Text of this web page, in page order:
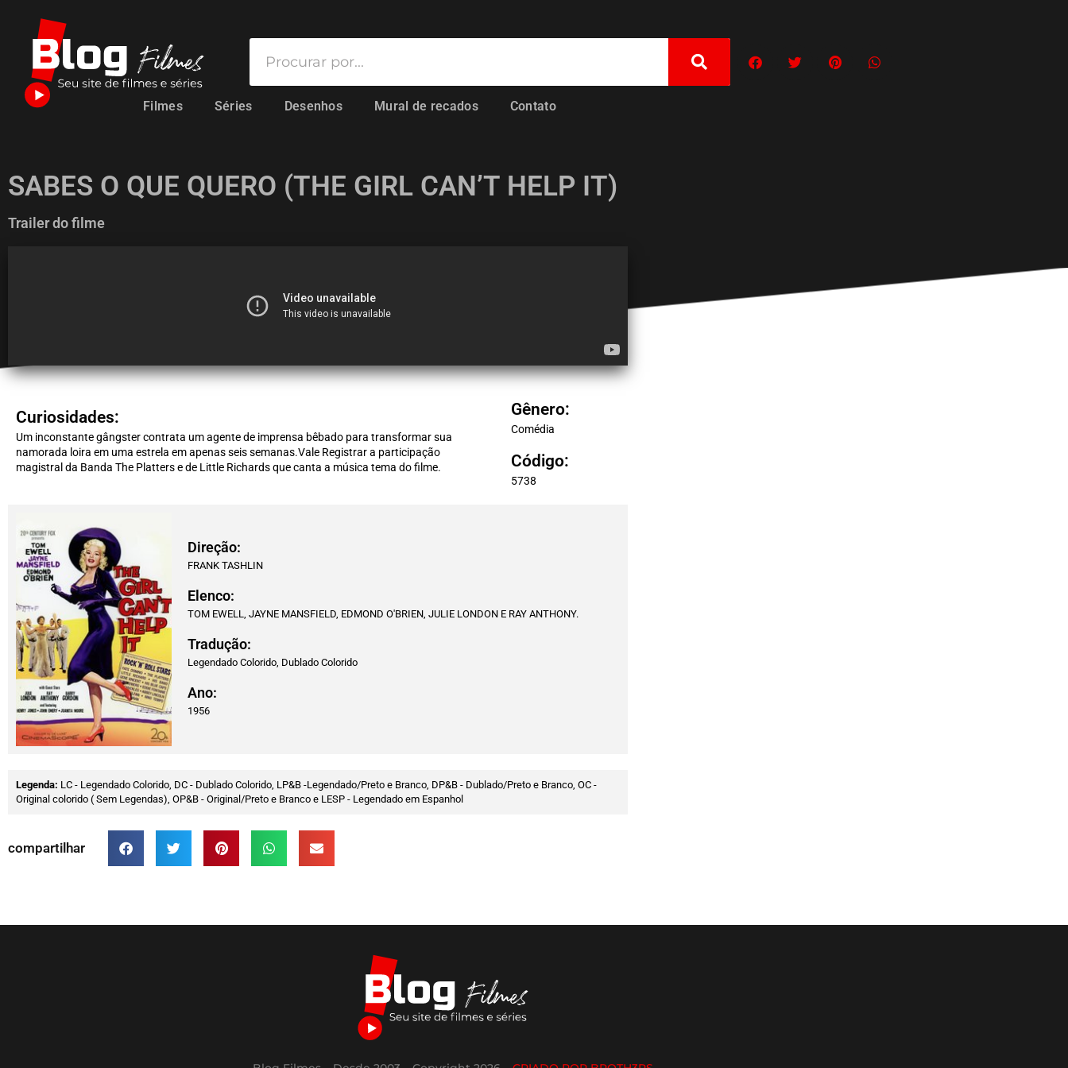
Filmes Séries Desenhos Mural de recados Contato
SABES O QUE QUERO (THE GIRL CAN’T HELP IT)
Trailer do filme
Curiosidades:
Um inconstante gângster contrata um agente de imprensa bêbado para transformar sua
namorada loira em uma estrela em apenas seis semanas.Vale Registrar a participação
magistral da Banda The Platters e de Little Richards que canta a música tema do filme.
Gênero:
Comédia
Código:
5738
Direção:
FRANK TASHLIN
Elenco:
TOM EWELL, JAYNE MANSFIELD, EDMOND O'BRIEN, JULIE LONDON E RAY ANTHONY.
Tradução:
Legendado Colorido, Dublado Colorido
Ano:
1956
Legenda: LC - Legendado Colorido, DC - Dublado Colorido, LP&B -Legendado/Preto e Branco, DP&B - Dublado/Preto e Branco, OC -
Original colorido ( Sem Legendas), OP&B - Original/Preto e Branco e LESP - Legendado em Espanhol
compartilhar